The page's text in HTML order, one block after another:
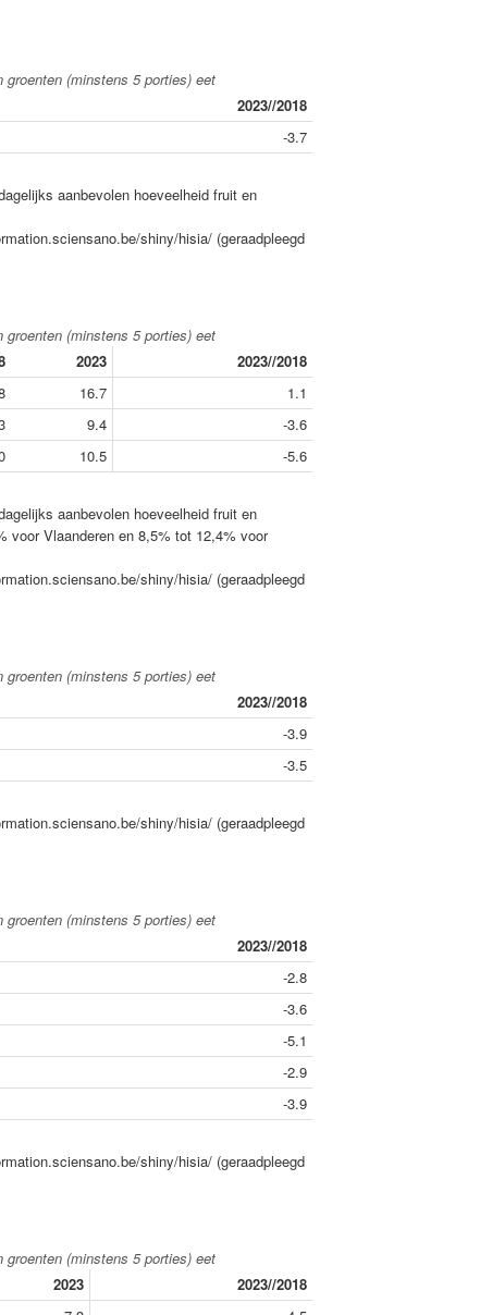
(minstens 5 porties) eet
2023//2018
-3.7
aanbevolen hoeveelheid fruit en
shiny/hisia/ (geraadpleegd
(minstens 5 porties) eet
2023
2023//2018
16.7
1.1
9.4
-3.6
10.5
-5.6
aanbevolen hoeveelheid fruit en
voor Vlaanderen en 8,5% tot 12,4% voor
shiny/hisia/ (geraadpleegd
(minstens 5 porties) eet
2023//2018
-3.9
-3.5
shiny/hisia/ (geraadpleegd
(minstens 5 porties) eet
2023//2018
-2.8
-3.6
-5.1
-2.9
-3.9
shiny/hisia/ (geraadpleegd
(minstens 5 porties) eet
2023
2023//2018